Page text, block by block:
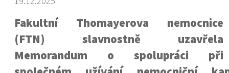
Fakultní Thomayerova nemocnice
(FTN) slavnostně uzavřela
Memorandum o spolupráci při